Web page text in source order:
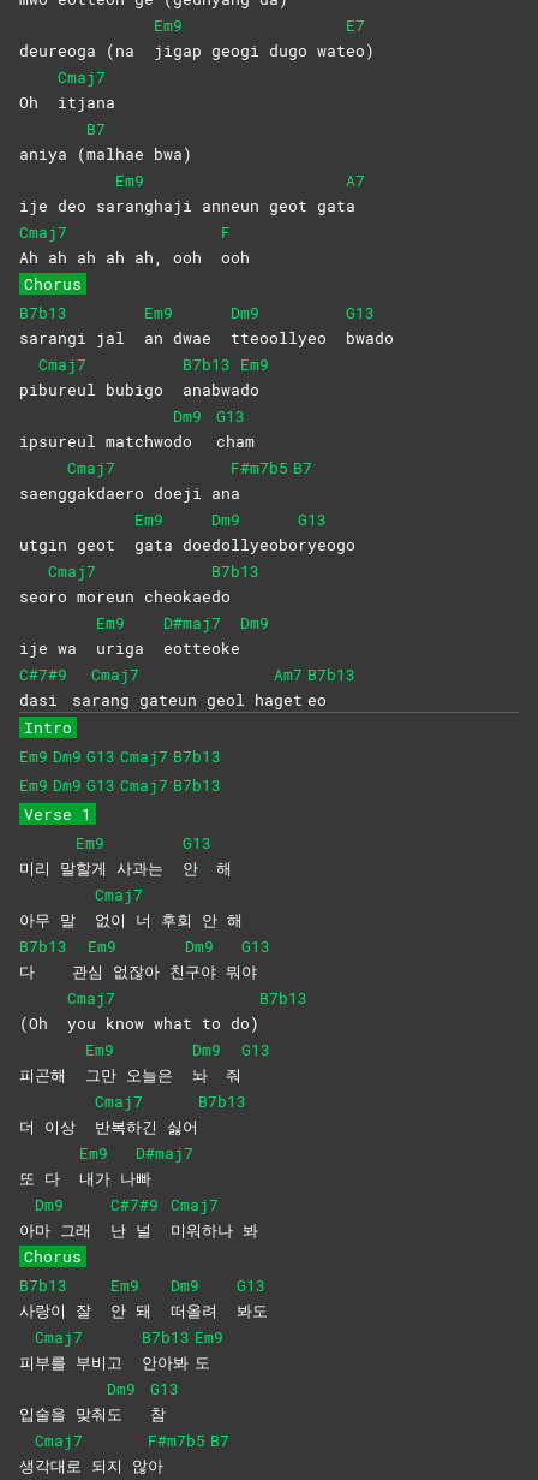
deureoga (na
Em9
jigap geogi dugo wat
E7
eo)
Oh
Cmaj7
itjana
aniya (
B7
malhae bwa)
ije deo sa
Em9
ranghaji anneun geot gat
A7
a
Cmaj7
Ah ah ah ah ah, ooh
F
ooh
Chorus
B7b13
sarangi jal
Em9
an dwae
Dm9
tteoollyeo
G13
bwado
pi
Cmaj7
bureul bubigo
B7b13
anabwa
Em9
do
ipsureul matchwo
Dm9
do
G13
cham
saeng
Cmaj7
gakdaero doeji an
F#m7b5
a
B7
utgin geot
Em9
gata doe
Dm9
dollyeobo
G13
ryeogo
seo
Cmaj7
ro moreun cheokae
B7b13
do
ije wa
Em9
uriga
D#maj7
eotteoke
Dm9
C#7#9
dasi
sa
Cmaj7
rang gateun geol ha
Am7
get
B7b13
eo
Intro
Em9 Dm9 G13 Cmaj7 B7b13
Em9 Dm9 G13 Cmaj7 B7b13
Verse 1
미리 말
Em9
할게 사과는
G13
안
해
아무 말
Cmaj7
없이 너 후회 안 해
B7b13
다
관
Em9
심 없잖아 친
Dm9
구야 뭐
G13
야
(Oh
Cmaj7
you know what to do)
B7b13
피곤해
Em9
그만 오늘은
Dm9
놔
줘
G13
더 이상
Cmaj7
반복하긴 싫어
B7b13
또 다
Em9
내가 나
D#maj7
빠
아
Dm9
마 그래
C#7#9
난 널
Cmaj7
미워하나 봐
Chorus
B7b13
사랑이 잘
Em9
안 돼
Dm9
떠올려
G13
봐도
피
Cmaj7
부를 부비고
B7b13
안아봐
Em9
도
입술을 맞춰
Dm9
도
G13
참
생
Cmaj7
각대로 되지 않
F#m7b5
아
B7